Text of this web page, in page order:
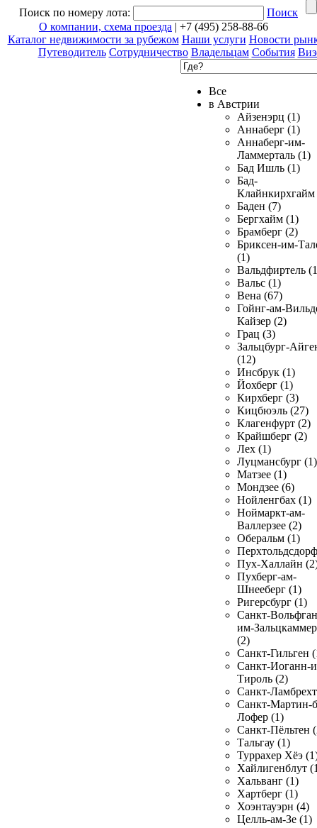
Поиск по номеру лота:
Поиск
О компании, схема проезда | +7 (495) 258-88-66
Каталог недвижимости за рубежом Наши услуги Новости
Путеводитель Сотрудничество Владельцам События
Все
в Австрии
Айзенэрц (1)
Аннаберг (1)
Аннаберг-им-
Ламмерталь (1)
Бад Ишль (1)
Бад-
Клайнкирхгайм
Баден (7)
Бергхайм (1)
Брамберг (2)
Бриксен-им-
(1)
Вальдфиртель
Вальс (1)
Вена (67)
Гойнг-ам-
Кайзер (2)
Грац (3)
Зальцбург-
(12)
Инсбрук (1)
Йохберг (1)
Кирхберг (3)
Кицбюэль (27)
Клагенфурт (2)
Крайшберг (2)
Лех (1)
Луцмансбург (1)
Матзее (1)
Мондзее (6)
Нойленгбах (1)
Ноймаркт-ам-
Валлерзее (2)
Оберальм (1)
Пух-Халлайн
Пухберг-ам-
Шнееберг (1)
Ригерсбург (1)
Санкт-
им-
(2)
Санкт-Гильген
Санкт-Иоганн-
Тироль (2)
Санкт-
Санкт-Мартин-
Лофер (1)
Санкт-Пёльтен
Тальгау (1)
Туррахер Хёэ
Хайлигенблут
Хальванг (1)
Хартберг (1)
Хоэнтауэрн (4)
Целль-ам-Зе (1)